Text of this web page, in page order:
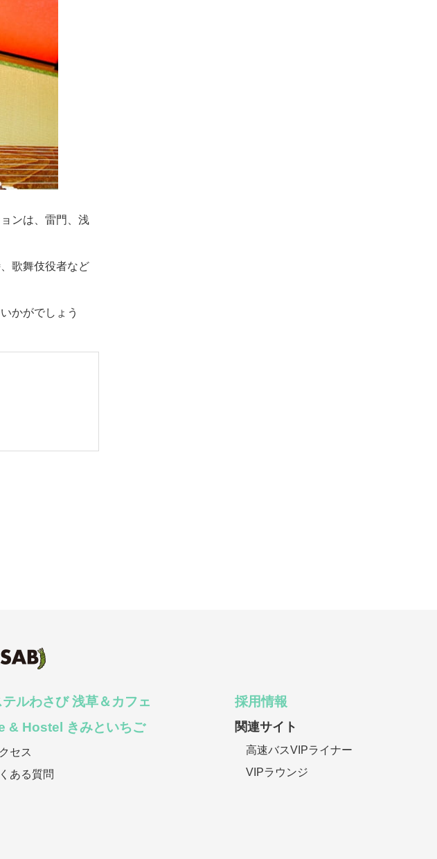
ンは、雷門、浅
歌舞伎役者など
かがでしょう
ルわさび 浅草＆カフェ
& Hostel きみといちご
セス
ある質問
採用情報
関連サイト
高速バスVIPライナー
VIPラウンジ